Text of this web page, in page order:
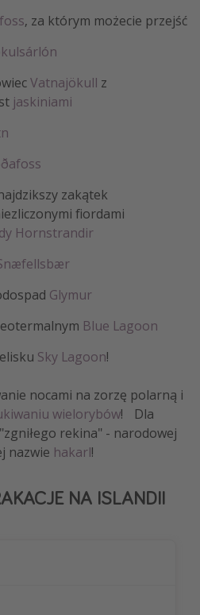
, za którym możecie przejść
Vatnajökull z
jaskiniami
zakątek
fiordami
Hornstrandir
Glymur
Blue Lagoon
Sky Lagoon!
nocami na zorzę polarną i
wielorybów! Dla
rekina" - narodowej
nazwie hakarl!
NA ISLANDII